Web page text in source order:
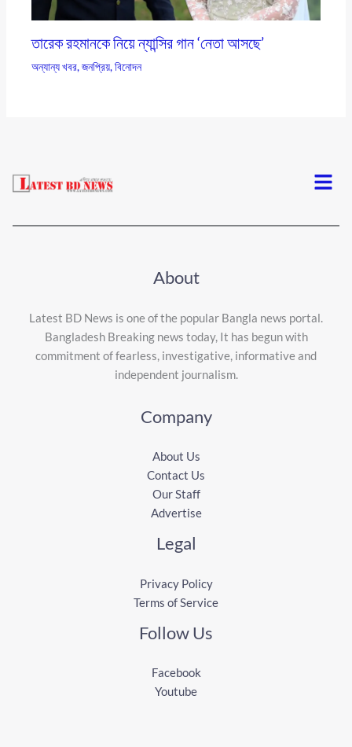
তারেক রহমানকে নিয়ে ন্যান্সির গান ‘নেতা আসছে’
অন্যান্য খবর,জনপ্রিয়,বিনোদন
Menu
About
Latest BD News is one of the popular Bangla news portal.
Bangladesh Breaking news today, It has begun with
commitment of fearless, investigative, informative and
independent journalism.
Company
About Us
Contact Us
Our Staff
Advertise
Legal
Privacy Policy
Terms of Service
Follow Us
Facebook
Youtube